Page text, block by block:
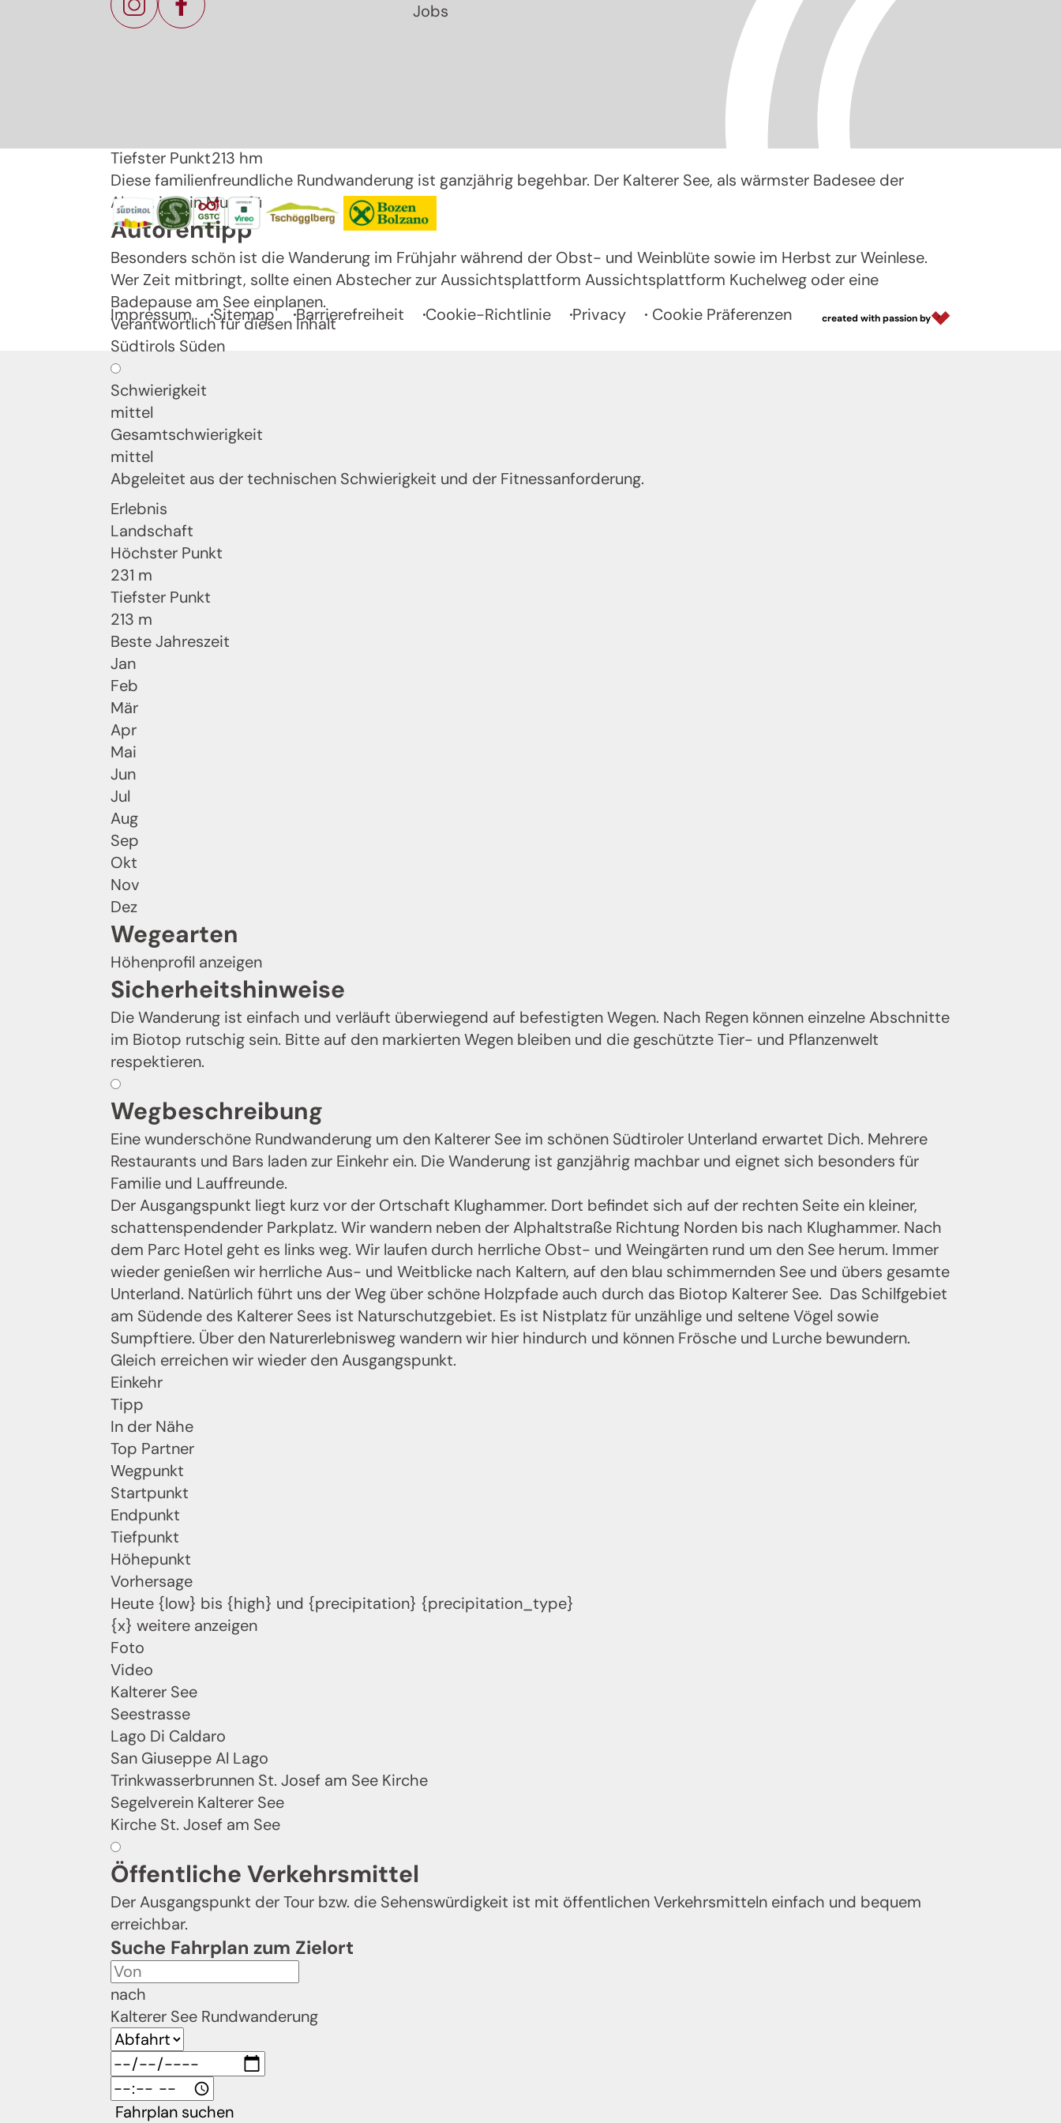
mittel
Tiefster Punkt213 hm
Diese familienfreundliche Rundwanderung ist ganzjährig begehbar. Der Kalterer See, als wärmster Badesee der
Alpen, ist ein Muss für jeden Südtirol-Freund!
Autorentipp
Besonders schön ist die Wanderung im Frühjahr während der Obst- und Weinblüte sowie im Herbst zur Weinlese.
Wer Zeit mitbringt, sollte einen Abstecher zur Aussichtsplattform Aussichtsplattform Kuchelweg oder eine
Badepause am See einplanen.
Verantwortlich für diesen Inhalt
Südtirols Süden
Schwierigkeit
mittel
Gesamtschwierigkeit
mittel
Abgeleitet aus der technischen Schwierigkeit und der Fitnessanforderung.
Erlebnis
Landschaft
Höchster Punkt
231 m
Tiefster Punkt
213 m
Beste Jahreszeit
Jan
Feb
Mär
Apr
Mai
Jun
Jul
Aug
Sep
Okt
Nov
Dez
Wegearten
Höhenprofil anzeigen
Sicherheitshinweise
Die Wanderung ist einfach und verläuft überwiegend auf befestigten Wegen. Nach Regen können einzelne Abschnitte
im Biotop rutschig sein. Bitte auf den markierten Wegen bleiben und die geschützte Tier- und Pflanzenwelt
respektieren.
Wegbeschreibung
Eine wunderschöne Rundwanderung um den Kalterer See im schönen Südtiroler Unterland erwartet Dich. Mehrere
Restaurants und Bars laden zur Einkehr ein. Die Wanderung ist ganzjährig machbar und eignet sich besonders für
Familie und Lauffreunde.
Der Ausgangspunkt liegt kurz vor der Ortschaft Klughammer. Dort befindet sich auf der rechten Seite ein kleiner,
schattenspendender Parkplatz. Wir wandern neben der Alphaltstraße Richtung Norden bis nach Klughammer. Nach
dem Parc Hotel geht es links weg. Wir laufen durch herrliche Obst- und Weingärten rund um den See herum. Immer
wieder genießen wir herrliche Aus- und Weitblicke nach Kaltern, auf den blau schimmernden See und übers gesamte
Unterland. Natürlich führt uns der Weg über schöne Holzpfade auch durch das Biotop Kalterer See. Das Schilfgebiet
am Südende des Kalterer Sees ist Naturschutzgebiet. Es ist Nistplatz für unzählige und seltene Vögel sowie
Sumpftiere. Über den Naturerlebnisweg wandern wir hier hindurch und können Frösche und Lurche bewundern.
Gleich erreichen wir wieder den Ausgangspunkt.
Einkehr
Tipp
In der Nähe
Top Partner
Wegpunkt
Startpunkt
Endpunkt
Tiefpunkt
Höhepunkt
Vorhersage
Heute {low} bis {high} und {precipitation} {precipitation_type}
{x} weitere anzeigen
Foto
Video
Kalterer See
Seestrasse
Lago Di Caldaro
San Giuseppe Al Lago
Trinkwasserbrunnen St. Josef am See Kirche
Segelverein Kalterer See
Kirche St. Josef am See
Öffentliche Verkehrsmittel
Der Ausgangspunkt der Tour bzw. die Sehenswürdigkeit ist mit öffentlichen Verkehrsmitteln einfach und bequem
erreichbar.
Suche Fahrplan zum Zielort
nach
Kalterer See Rundwanderung
Fahrplan suchen
Jobs
Impressum Sitemap Barrierefreiheit Cookie-Richtlinie Privacy Cookie Präferenzen created with passion by
Jenesien auch in der Ferne immer ganz nah - mit unserem
Newsletter!
sanften Ferienregion direkt nach Hause.
Wir freuen uns auf dich!
Jetzt anmelden!